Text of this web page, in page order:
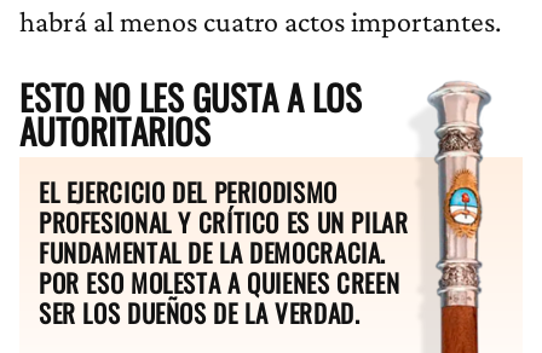
habrá al menos cuatro actos importantes.
ESTO NO LES GUSTA A LOS
AUTORITARIOS
EL EJERCICIO DEL PERIODISMO
PROFESIONAL Y CRÍTICO ES UN PILAR
FUNDAMENTAL DE LA DEMOCRACIA.
POR ESO MOLESTA A QUIENES CREEN
SER LOS DUEÑOS DE LA VERDAD.